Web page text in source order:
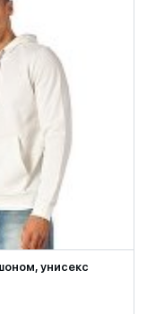
унисекс